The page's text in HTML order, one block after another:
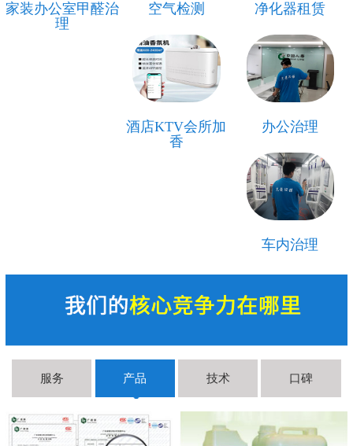
家装办公室甲醛治
理
空气检测 净化器租赁
酒店KTV会所加
香
办公治理
车内治理
服务 产品 技术 口碑